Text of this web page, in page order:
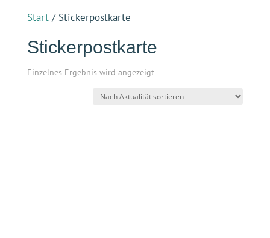
Start/ Stickerpostkarte
Stickerpostkarte
Einzelnes Ergebnis wird angezeigt